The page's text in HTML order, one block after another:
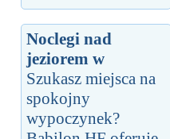
Noclegi nad
jeziorem w
Szukasz miejsca na
spokojny
wypoczynek?